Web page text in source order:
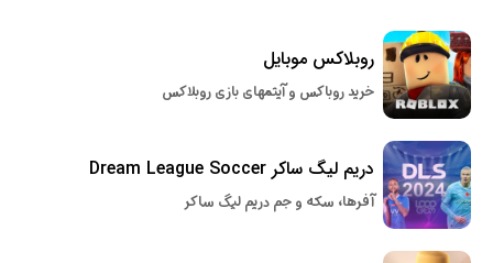
روبلاکس موبایل
خرید روباکس و آیتمهای بازی روبلاکس
دریم لیگ ساکر Dream League Soccer
آفرها، سکه و جم دریم لیگ ساکر